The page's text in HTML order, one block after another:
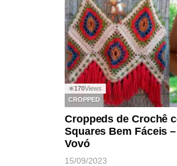
◉170Views
CROPPED
Croppeds de Crochê
Squares Bem Fáceis
Vovó
15/09/2023